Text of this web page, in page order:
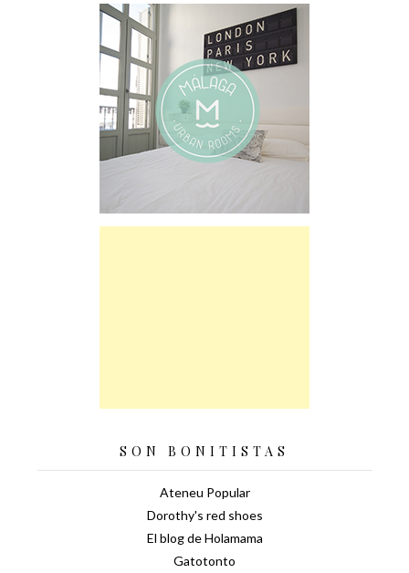
SON BONITISTAS
Ateneu Popular
Dorothy's red shoes
El blog de Holamama
Gatotonto